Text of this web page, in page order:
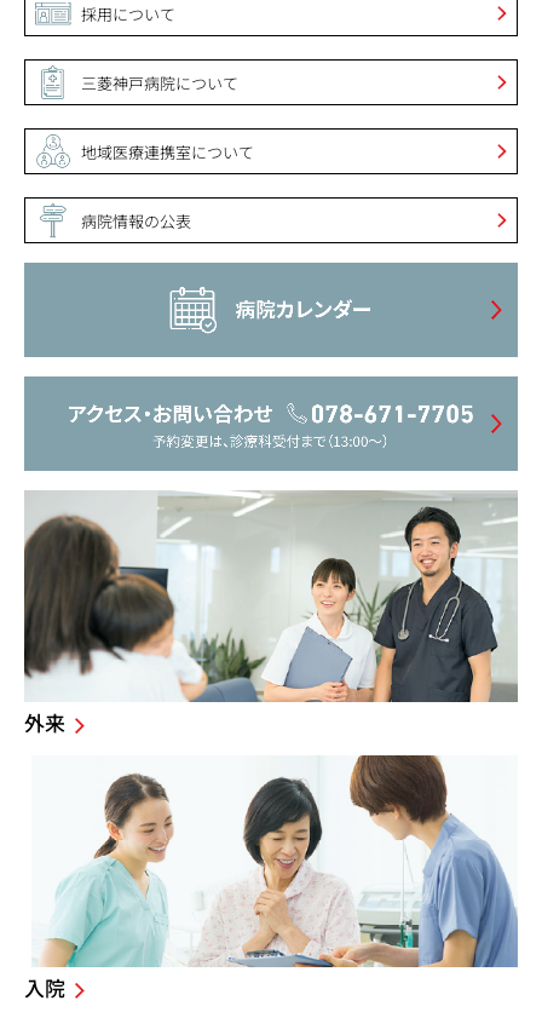
採用について
三菱神戸病院について
地域医療連携室について
病院情報の公表
外来
入院